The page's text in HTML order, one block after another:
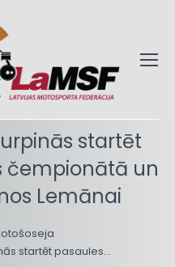
startēt
čempionātā un
Lemānai
startēt pasaules…